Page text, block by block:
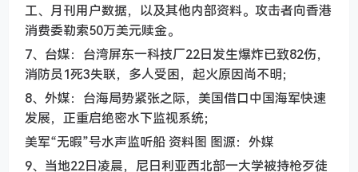
工、月刊用户数据，以及其他内部资料。攻击者向香港
消费委勒索50万美元赎金。
7、台媒：台湾屏东一科技厂22日发生爆炸已致82伤，
消防员1死3失联，多人受困，起火原因尚不明；
8、外媒：台海局势紧张之际，美国借口中国海军快速
发展，正重启绝密水下监视系统；
美军“无暇”号水声监听船 资料图 图源：外媒
9、当地22日凌晨，尼日利亚西北部一大学被持枪歹徒